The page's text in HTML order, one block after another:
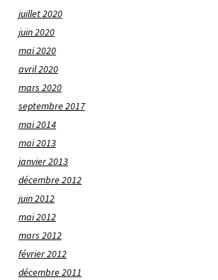
juillet 2020
juin 2020
mai 2020
avril 2020
mars 2020
septembre 2017
mai 2014
mai 2013
janvier 2013
décembre 2012
juin 2012
mai 2012
mars 2012
février 2012
décembre 2011